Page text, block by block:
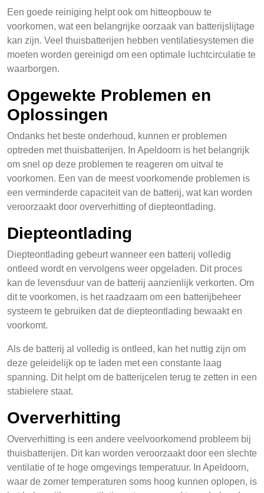
Een goede reiniging helpt ook om hitteopbouw te
voorkomen, wat een belangrijke oorzaak van batterijslijtage
kan zijn. Veel thuisbatterijen hebben ventilatiesystemen die
moeten worden gereinigd om een optimale luchtcirculatie te
waarborgen.
Opgewekte Problemen en
Oplossingen
Ondanks het beste onderhoud, kunnen er problemen
optreden met thuisbatterijen. In Apeldoorn is het belangrijk
om snel op deze problemen te reageren om uitval te
voorkomen. Een van de meest voorkomende problemen is
een verminderde capaciteit van de batterij, wat kan worden
veroorzaakt door oververhitting of diepteontlading.
Diepteontlading
Diepteontlading gebeurt wanneer een batterij volledig
ontleed wordt en vervolgens weer opgeladen. Dit proces
kan de levensduur van de batterij aanzienlijk verkorten. Om
dit te voorkomen, is het raadzaam om een batterijbeheer
systeem te gebruiken dat de diepteontlading bewaakt en
voorkomt.
Als de batterij al volledig is ontleed, kan het nuttig zijn om
deze geleidelijk op te laden met een constante laag
spanning. Dit helpt om de batterijcelen terug te zetten in een
stabielere staat.
Oververhitting
Oververhitting is een andere veelvoorkomend probleem bij
thuisbatterijen. Dit kan worden veroorzaakt door een slechte
ventilatie of te hoge omgevings temperatuur. In Apeldoorn,
waar de zomer temperaturen soms hoog kunnen oplopen, is